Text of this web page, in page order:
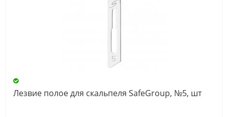
Лезвие полое для скальпеля SafeGroup, №5, шт